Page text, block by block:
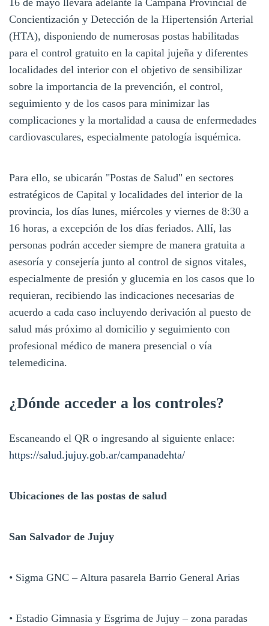
Concientización y Detección de la Hipertensión Arterial
(HTA), disponiendo de numerosas postas habilitadas
para el control gratuito en la capital jujeña y diferentes
localidades del interior con el objetivo de sensibilizar
sobre la importancia de la prevención, el control,
seguimiento y de los casos para minimizar las
complicaciones y la mortalidad a causa de enfermedades
cardiovasculares, especialmente patología isquémica.
Para ello, se ubicarán "Postas de Salud" en sectores
estratégicos de Capital y localidades del interior de la
provincia, los días lunes, miércoles y viernes de 8:30 a
16 horas, a excepción de los días feriados. Allí, las
personas podrán acceder siempre de manera gratuita a
asesoría y consejería junto al control de signos vitales,
especialmente de presión y glucemia en los casos que lo
requieran, recibiendo las indicaciones necesarias de
acuerdo a cada caso incluyendo derivación al puesto de
salud más próximo al domicilio y seguimiento con
profesional médico de manera presencial o vía
telemedicina.
¿Dónde acceder a los controles?
Escaneando el QR o ingresando al siguiente enlace:
https://salud.jujuy.gob.ar/campanadehta/
Ubicaciones de las postas de salud
San Salvador de Jujuy
• Sigma GNC – Altura pasarela Barrio General Arias
• Estadio Gimnasia y Esgrima de Jujuy – zona paradas